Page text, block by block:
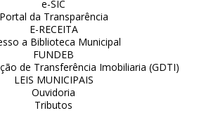
e-SIC
Portal da Transparência
E-RECEITA
a Biblioteca Municipal
FUNDEB
de Transferência Imobiliaria (GDTI)
LEIS MUNICIPAIS
Ouvidoria
Tributos